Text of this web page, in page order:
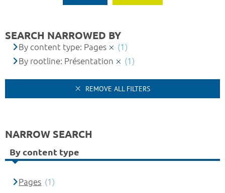
SEARCH NARROWED BY
By content type: Pages
(1)
By rootline: Présentation
(1)
REMOVE ALL FILTERS
NARROW SEARCH
By content type
Pages (1)